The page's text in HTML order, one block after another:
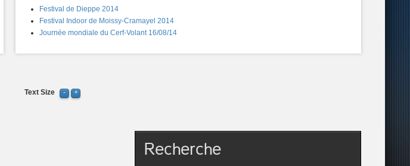
Festival de Dieppe 2014
Festival Indoor de Moissy-Cramayel 2014
Journée mondiale du Cerf-Volant 16/08/14
Text Size
Recherche